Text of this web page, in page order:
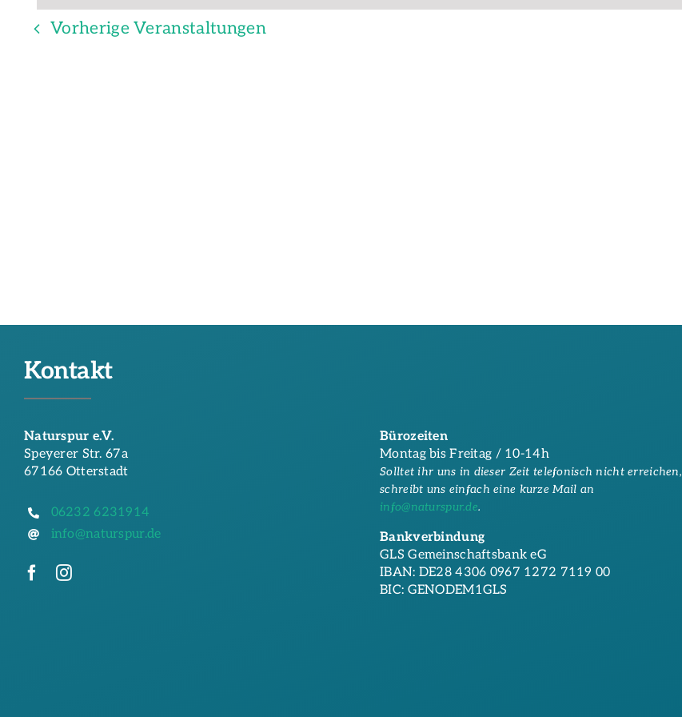
VorherigeVeranstaltungen
Kontakt
Naturspur e.V.
Speyerer Str. 67a
67166 Otterstadt
06232 6231914
info@naturspur.de
Bürozeiten
Montag bis Freitag / 10-14h
Solltet ihr uns in dieser Zeit telefonisch nicht erreichen,
schreibt uns einfach eine kurze Mail an
info@naturspur.de.
Bankverbindung
GLS Gemeinschaftsbank eG
IBAN: DE28 4306 0967 1272 7119 00
BIC: GENODEM1GLS